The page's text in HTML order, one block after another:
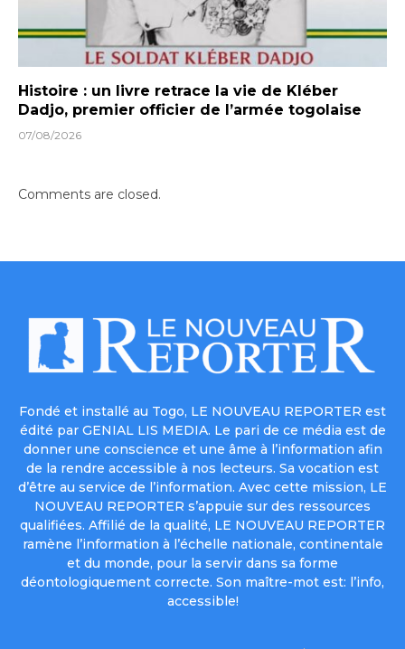
Histoire : un livre retrace la vie de Kléber
Dadjo, premier officier de l’armée togolaise
07/08/2026
Comments are closed.
Fondé et installé au Togo, LE NOUVEAU REPORTER est
édité par GENIAL LIS MEDIA. Le pari de ce média est de
donner une conscience et une âme à l’information afin
de la rendre accessible à nos lecteurs. Sa vocation est
d’être au service de l’information. Avec cette mission, LE
NOUVEAU REPORTER s’appuie sur des ressources
qualifiées. Affilié de la qualité, LE NOUVEAU REPORTER
ramène l’information à l’échelle nationale, continentale
et du monde, pour la servir dans sa forme
déontologiquement correcte. Son maître-mot est: l’info,
accessible!